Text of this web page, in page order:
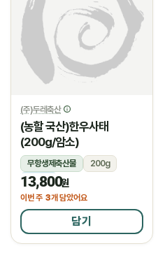
(주)두레축산
(농할 국산)한우사태
(200g/암소)
무항생제축산물
200g
냉장
13,800원
이번 주 3개 담았어요
담기